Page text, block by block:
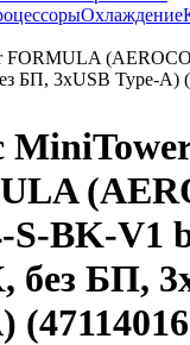
Охлаждение
FORMULA
БП, 3xUSB Type-A)
S-BK-V1
без БП,